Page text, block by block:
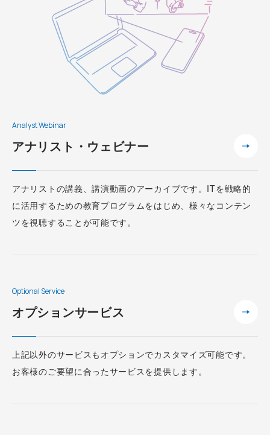
Analyst Webinar
アナリスト・ウェビナー
アナリストの講義、講演動画のアーカイブです。ITを戦略的
に活用するための教育プログラムをはじめ、様々なコンテン
ツを視聴することが可能です。
Optional Service
オプションサービス
上記以外のサービスもオプションでカスタマイズ可能です。
お客様のご要望に合ったサービスを提供します。